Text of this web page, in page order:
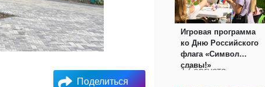
Поделиться
Игровая программа
ко Дню Российского
флага «Символ
славы!»
17 августа